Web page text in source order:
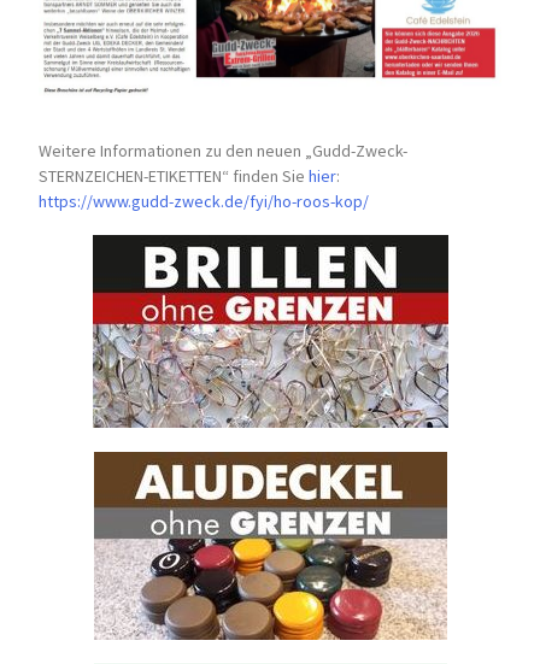
Weitere Informationen zu den neuen „Gudd-Zweck-
STERNZEICHEN-ETIKETTEN“ finden Siehier:
https://www.gudd-zweck.de/fyi/ho-roos-kop/